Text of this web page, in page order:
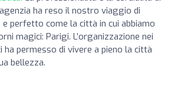
ha reso il nostro viaggio di
perfetto come la città in cui abbiamo
magici: Parigi. L’organizzazione nei
ha permesso di vivere a pieno la città
bellezza.